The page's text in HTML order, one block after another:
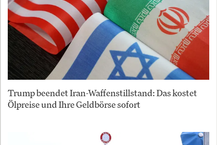
Trump beendet Iran-Waffenstillstand: Das kostet
Ölpreise und Ihre Geldbörse sofort